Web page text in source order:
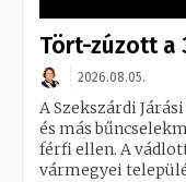
Tört-zúzott a
2026.08.05.
A Szekszárdi
és más
férfi ellen. A
vármegyei